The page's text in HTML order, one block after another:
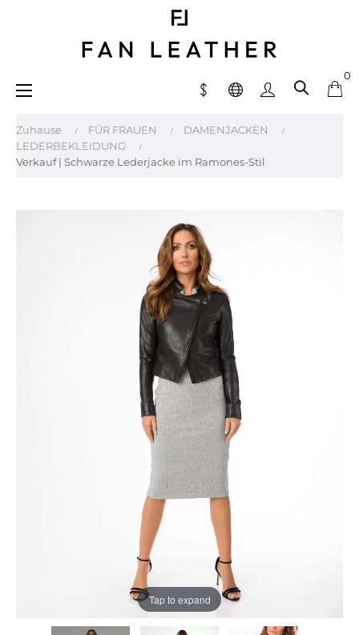
0
Umschalten
Navigation
☰
Zuhause FÜR FRAUEN
DAMENJACKEN
LEDERBEKLEIDUNG
Verkauf | Schwarze Lederjacke im Ramones-Stil
Tap to expand